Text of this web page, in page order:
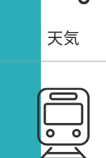
天気